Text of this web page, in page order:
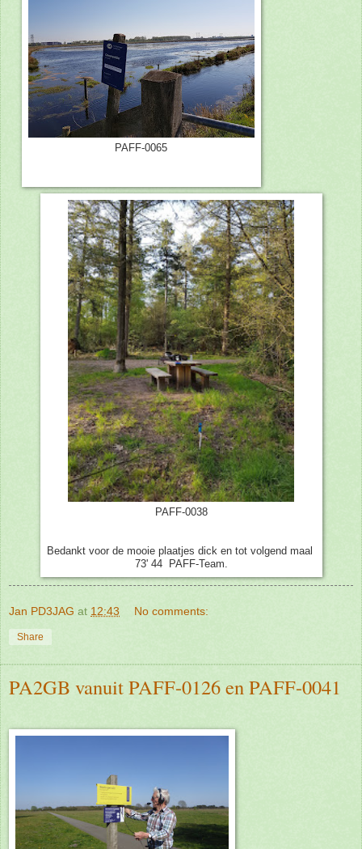
PAFF-0065
PAFF-0038
Bedankt voor de mooie plaatjes dick en tot volgend maal
73' 44 PAFF-Team.
Jan PD3JAG at 12:43 No comments:
Share
PA2GB vanuit PAFF-0126 en PAFF-0041